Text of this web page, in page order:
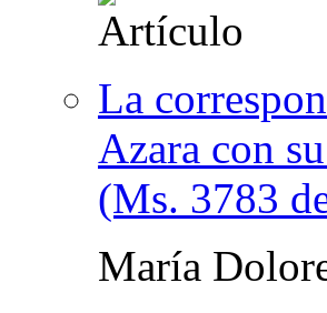
La
Azara con
(Ms. 3783
María